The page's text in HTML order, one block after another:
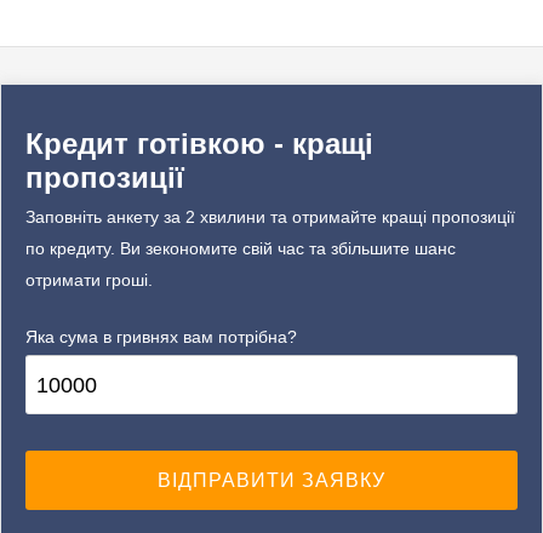
Кредит готівкою - кращі
пропозиції
Заповніть анкету за 2 хвилини та отримайте кращі пропозиції
по кредиту. Ви зекономите свій час та збільшите шанс
отримати гроші.
Яка сума в гривнях вам потрібна?